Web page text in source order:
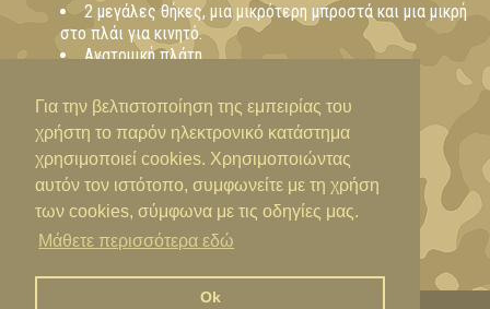
Για την βελτιστοποίηση της εμπειρίας του
χρήστη το παρόν ηλεκτρονικό κατάστημα
χρησιμοποιεί cookies. Χρησιμοποιώντας
αυτόν τον ιστότοπο, συμφωνείτε με τη χρήση
των cookies, σύμφωνα με τις οδηγίες μας.
Μάθετε περισσότερα εδώ
Ok
2 μεγάλες θήκες, μια μικρότερη μπροστά και μια μικρή
στο πλάι για κινητό.
Ανατομική πλάτη
αντανακλαστικό ρέλι.
Aνθεκτικά φερμουάρ
Εξοδος για ακουστικά
Ασορτί μαντήλι multiscarf